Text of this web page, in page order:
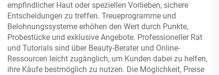
empfindlicher Haut oder speziellen Vorlieben, sichere
Entscheidungen zu treffen. Treueprogramme und
Belohnungssysteme erhöhen den Wert durch Punkte,
Probestücke und exklusive Angebote. Professioneller Rat
und Tutorials sind über Beauty-Berater und Online-
Ressourcen leicht zugänglich, um Kunden dabei zu helfen,
ihre Käufe bestmöglich zu nutzen. Die Möglichkeit, Preise